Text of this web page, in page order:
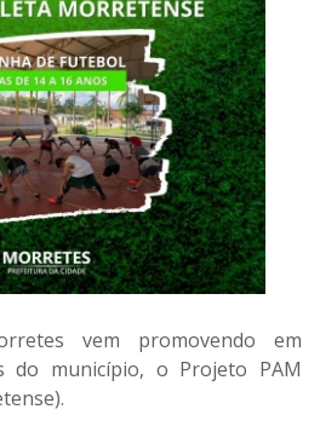
vem promovendo em
do município, o Projeto PAM